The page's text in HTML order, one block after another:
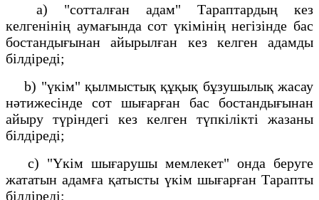
a) "сотталған адам" Тараптардың кез
келгенінің аумағында сот үкімінің негізінде бас
бостандығынан айырылған кез келген адамды
білдіреді;
b) "үкім" қылмыстық құқық бұзушылық жасау
нәтижесінде сот шығарған бас бостандығынан
айыру түріндегі кез келген түпкілікті жазаны
білдіреді;
c) "Үкім шығарушы мемлекет" онда беруге
жататын адамға қатысты үкім шығарған Тарапты
білдіреді;